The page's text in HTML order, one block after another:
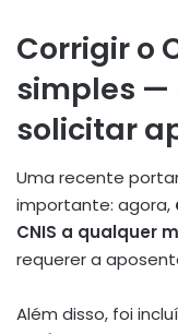
Corrigir o
simples —
solicitar
Uma recente
importante: agora,
CNIS a qualquer
requerer a
Além disso, foi